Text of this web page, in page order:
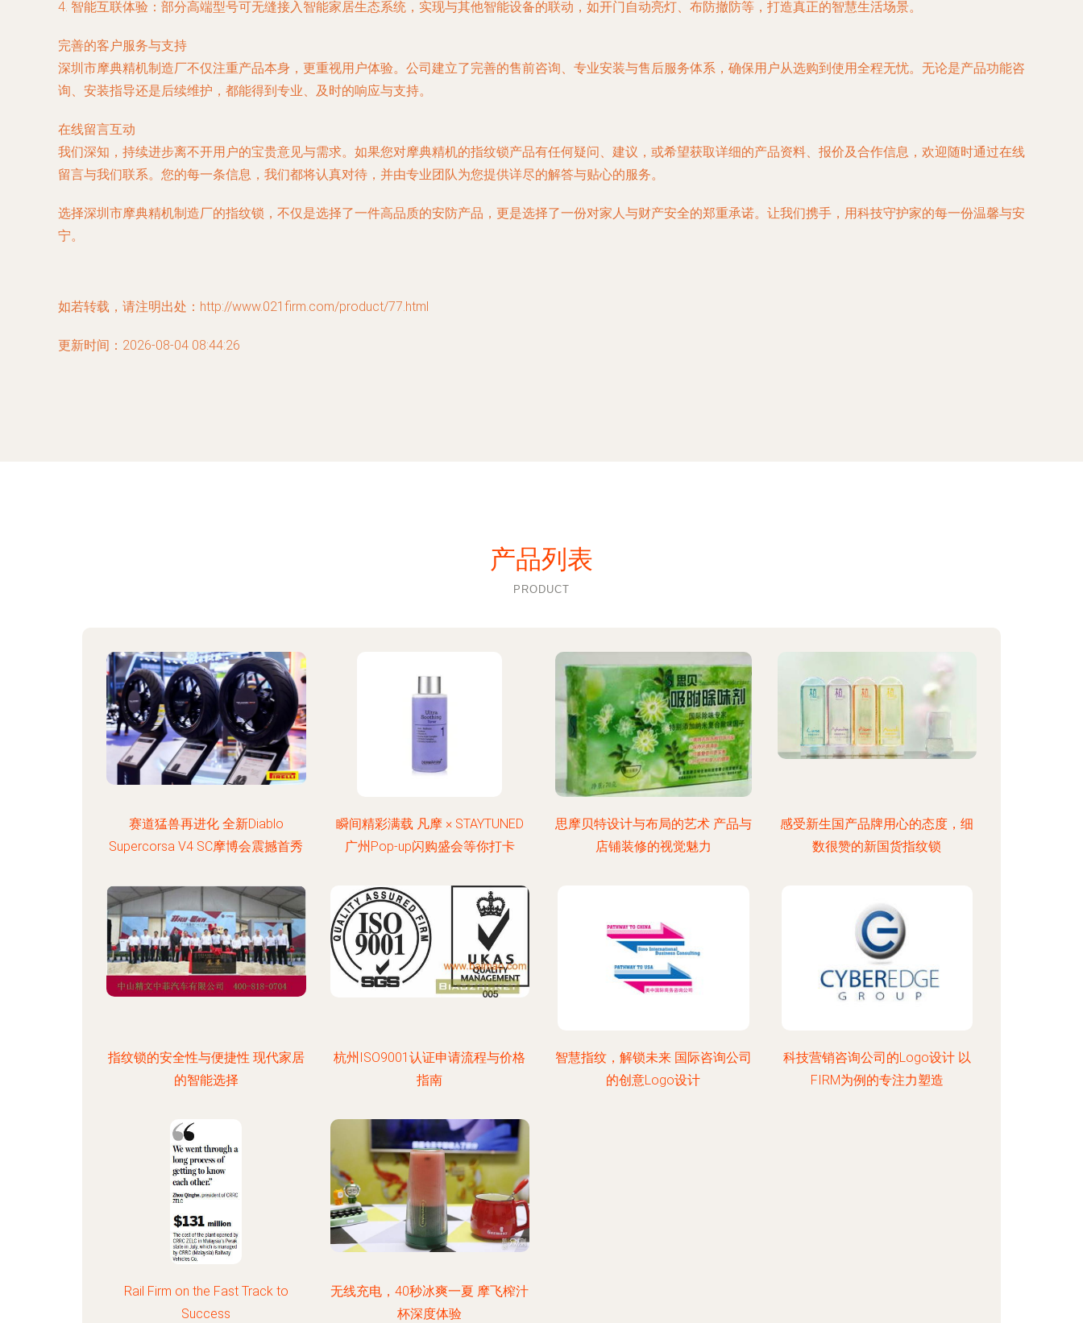
4. 智能互联体验 ：部分高端型号可无缝接入智能家居生态系统，实现与其他智能设备的联动，如开门自动亮灯、布防撤防等，打造真正的智慧生活场景。
完善的客户服务与支持
深圳市摩典精机制造厂不仅注重产品本身，更重视用户体验。公司建立了完善的售前咨询、专业安装与售后服务体系，确保用户从选购到使用全程无忧。无论是产品功能咨
询、安装指导还是后续维护，都能得到专业、及时的响应与支持。
在线留言互动
我们深知，持续进步离不开用户的宝贵意见与需求。如果您对摩典精机的指纹锁产品有任何疑问、建议，或希望获取详细的产品资料、报价及合作信息，欢迎随时通过在线
留言与我们联系。您的每一条信息，我们都将认真对待，并由专业团队为您提供详尽的解答与贴心的服务。
选择深圳市摩典精机制造厂的指纹锁，不仅是选择了一件高品质的安防产品，更是选择了一份对家人与财产安全的郑重承诺。让我们携手，用科技守护家的每一份温馨与安
宁。
如若转载，请注明出处：http://www.021firm.com/product/77.html
更新时间：2026-08-04 08:44:26
产品列表
PRODUCT
赛道猛兽再进化 全新Diablo
Supercorsa V4 SC摩博会震撼首秀
瞬间精彩满载 凡摩 × STAYTUNED
广州Pop-up闪购盛会等你打卡
思摩贝特设计与布局的艺术 产品与
店铺装修的视觉魅力
感受新生国产品牌用心的态度，细
数很赞的新国货指纹锁
指纹锁的安全性与便捷性 现代家居
的智能选择
杭州ISO9001认证申请流程与价格
指南
智慧指纹，解锁未来 国际咨询公司
的创意Logo设计
科技营销咨询公司的Logo设计 以
FIRM为例的专注力塑造
Rail Firm on the Fast Track to
Success
无线充电，40秒冰爽一夏 摩飞榨汁
杯深度体验